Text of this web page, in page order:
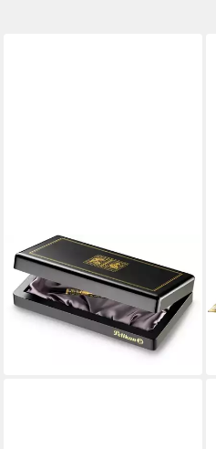
PELIKAN
Füllfederhalter
Kolbenfüllhalter Toledo M700
Feder B schwarz
1.256,20 €